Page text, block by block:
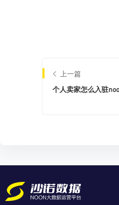
上一篇
个人卖家怎么入驻